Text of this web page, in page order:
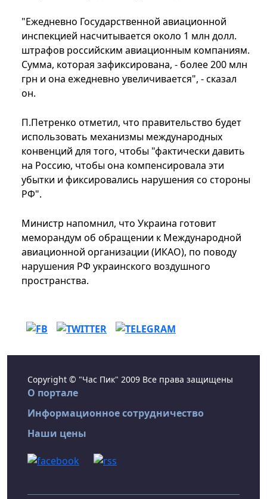
"Ежедневно Государственной авиационной
инспекцией насчитывается около 1 млн долл.
штрафов российским авиационным компаниям.
Сумма, которая зафиксирована, - более 200 млн
грн и она ежедневно увеличивается", - сказал
он.
П.Петренко отметил, что правительство будет
использовать механизмы международных
конвенций для того, чтобы "фактически давить
на Россию, чтобы она компенсировала эти
убытки и фиксировались нарушения со стороны
РФ".
Министр напомнил, что Украина готовит
меморандум об обращении к Международной
авиационной организации (ИКАО), по поводу
нарушения РФ украинского воздушного
пространства.
Copyright © "Час Пик" 2009 Все права защищены
О портале
Информационное сотрудничество
Наши цены